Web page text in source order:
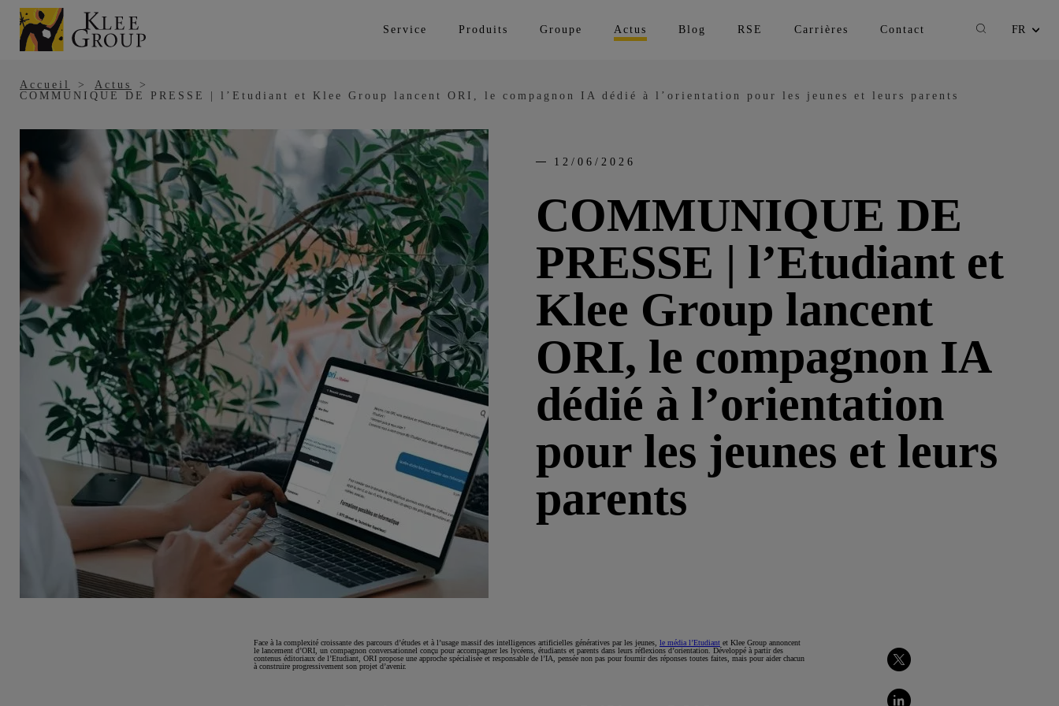
Aller
au
contenu
principal
Service Produits Groupe Actus Blog RSE Carrières Contact Recherche
Changer la
FR
Accueil
Actus
COMMUNIQUE DE PRESSE | l’Etudiant et Klee Group lancent ORI, le compagnon IA dédié à l’orientation pour les jeunes et leurs parents
COMMUNIQUE DE
PRESSE | l’Etudiant et
Klee Group lancent
ORI, le compagnon IA
dédié à l’orientation
pour les jeunes et leurs
parents
12/06/2026
Face à la complexité croissante des parcours d’études et à l’usage massif des intelligences artificielles génératives par les jeunes, le média l’Etudiant et Klee Group annoncent
le lancement d’ORI, un compagnon conversationnel conçu pour accompagner les lycéens, étudiants et parents dans leurs réflexions d’orientation. Développé à partir des
contenus éditoriaux de l’Etudiant, ORI propose une approche spécialisée et responsable de l’IA, pensée non pas pour fournir des réponses toutes faites, mais pour aider chacun
à construire progressivement son projet d’avenir.
Twitter